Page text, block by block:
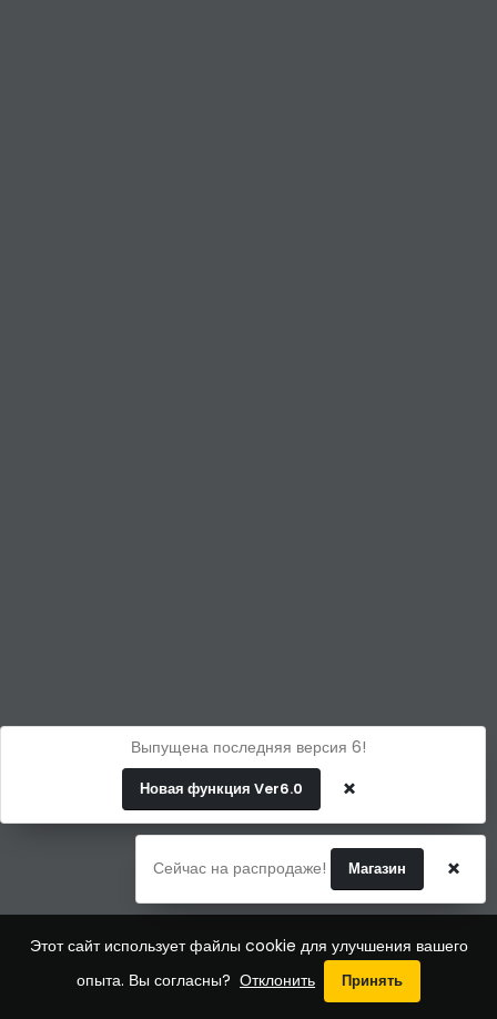
Выпущена последняя версия 6!
Новая функция Ver6.0 ×
Сейчас на распродаже! Магазин ×
Этот сайт использует файлы cookie для улучшения вашего
опыта. Вы согласны? Отклонить Принять